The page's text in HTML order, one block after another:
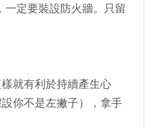
一定要裝設防火牆。只留
就有利於持續產生心
你不是左撇子），拿手